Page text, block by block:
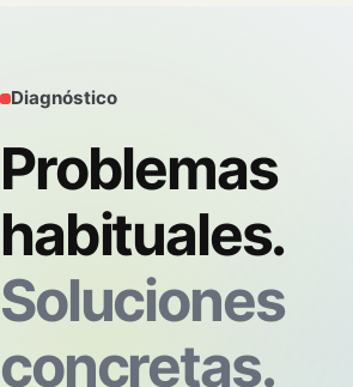
Diagnóstico
Problemas
habituales.
Soluciones
concretas.